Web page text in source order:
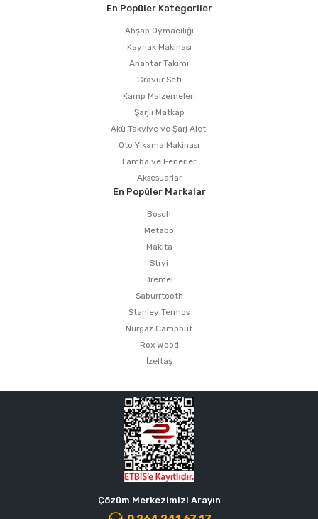
En Popüler Kategoriler
Ahşap Oymacılığı
Kaynak Makinası
Anahtar Takımı
Gravür Seti
Kamp Malzemeleri
Şarjlı Matkap
Akü Takviye ve Şarj Aleti
Oto Yıkama Makinası
Lamba ve Fenerler
Aksesuarlar
En Popüler Markalar
Bosch
Metabo
Makita
Stryi
Dremel
Saburrtooth
Stanley Termos
Nurgaz Campout
Rox Wood
İzeltaş
Çözüm Merkezimizi Arayın